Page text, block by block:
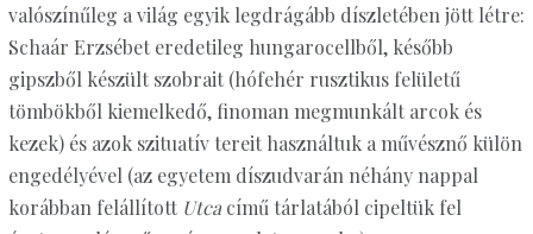
valószínűleg a világ egyik legdrágább díszletében jött létre:
Schaár Erzsébet eredetileg hungarocellből, később
gipszből készült szobrait (hófehér rusztikus felületű
tömbökből kiemelkedő, finoman megmunkált arcok és
kezek) és azok szituatív tereit használtuk a művésznő külön
engedélyével (az egyetem díszudvarán néhány nappal
korábban felállított Utcacímű tárlatából cipeltük fel